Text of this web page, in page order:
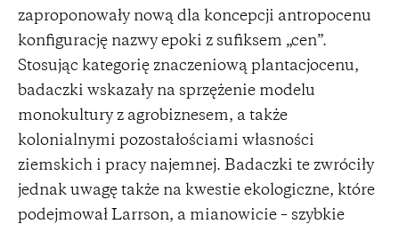
zaproponowały nową dla koncepcji antropocenu
konfigurację nazwy epoki z sufiksem „cen”.
Stosując kategorię znaczeniową plantacjocenu,
badaczki wskazały na sprzężenie modelu
monokultury z agrobiznesem, a także
kolonialnymi pozostałościami własności
ziemskich i pracy najemnej. Badaczki te zwróciły
jednak uwagę także na kwestie ekologiczne, które
podejmował Larrson, a mianowicie – szybkie